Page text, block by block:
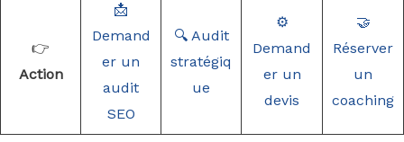
👉
Action
📩
Demand
er un
audit
SEO
🔍 Audit
stratégiq
ue
⚙️
Demand
er un
devis
🤝
Réserver
un
coaching